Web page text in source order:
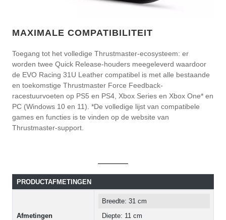
MAXIMALE COMPATIBILITEIT
Toegang tot het volledige Thrustmaster-ecosysteem: er
worden twee Quick Release-houders meegeleverd waardoor
de EVO Racing 31U Leather compatibel is met alle bestaande
en toekomstige Thrustmaster Force Feedback-
racestuurvoeten op PS5 en PS4, Xbox Series en Xbox One* en
PC (Windows 10 en 11). *De volledige lijst van compatibele
games en functies is te vinden op de website van
Thrustmaster-support.
PRODUCTAFMETINGEN
Afmetingen
Breedte: 31 cm
Diepte: 11 cm